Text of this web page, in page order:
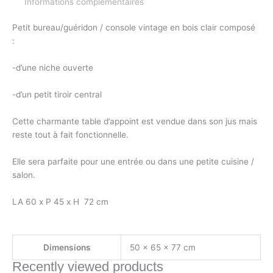
Petit bureau/guéridon / console vintage en bois clair composé
:
-d’une niche ouverte
-d’un petit tiroir central
Cette charmante table d’appoint est vendue dans son jus mais
reste tout à fait fonctionnelle.
Elle sera parfaite pour une entrée ou dans une petite cuisine /
salon.
LA 60 x P 45 x H 72 cm
Dimensions 50 × 65 × 77 cm
Recently viewed products